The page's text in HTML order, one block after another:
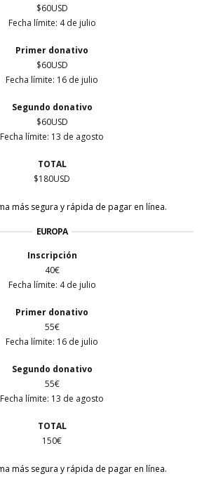
$60USD
Fecha límite: 4 de julio
Primer donativo
$60USD
Fecha límite: 16 de julio
Segundo donativo
$60USD
Fecha límite: 13 de agosto
TOTAL
$180USD
EUROPA
Inscripción
40€
Fecha límite: 4 de julio
Primer donativo
55€
Fecha límite: 16 de julio
Segundo donativo
55€
Fecha límite: 13 de agosto
TOTAL
150€